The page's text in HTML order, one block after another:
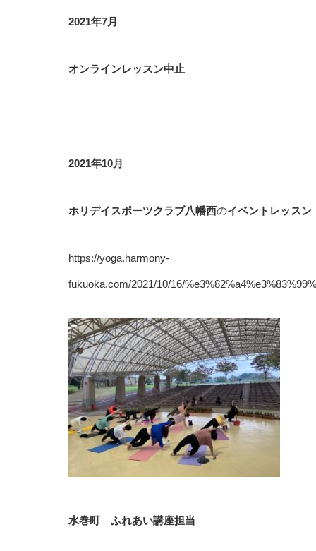
2021年7月
オンラインレッスン中止
2021年10月
ホリデイスポーツクラブ八幡西のイベントレッスン
https://yoga.harmony-
fukuoka.com/2021/10/16/
水巻町 ふれあい講座担当